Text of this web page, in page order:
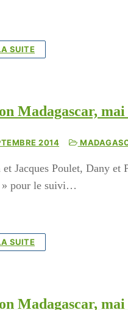
SUITE
Madagascar, mai
2014
Jacques Poulet, Dany et
» pour le suivi…
SUITE
Madagascar, mai